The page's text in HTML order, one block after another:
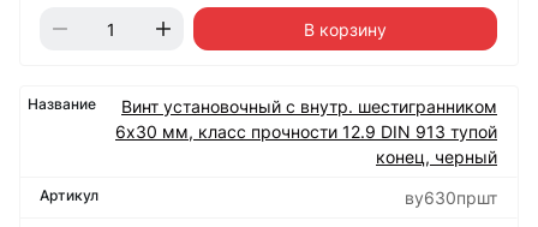
В корзину
Винт установочный с внутр. шестигранником
6х30 мм, класс прочности 12.9 DIN 913 тупой
конец, черный
ву630пршт